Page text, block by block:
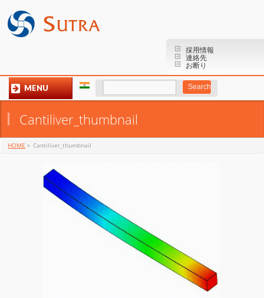
採用情報
連絡先
お断り
MENU
Cantiliver_thumbnail
HOME » Cantiliver_thumbnail